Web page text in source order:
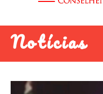
Notícias